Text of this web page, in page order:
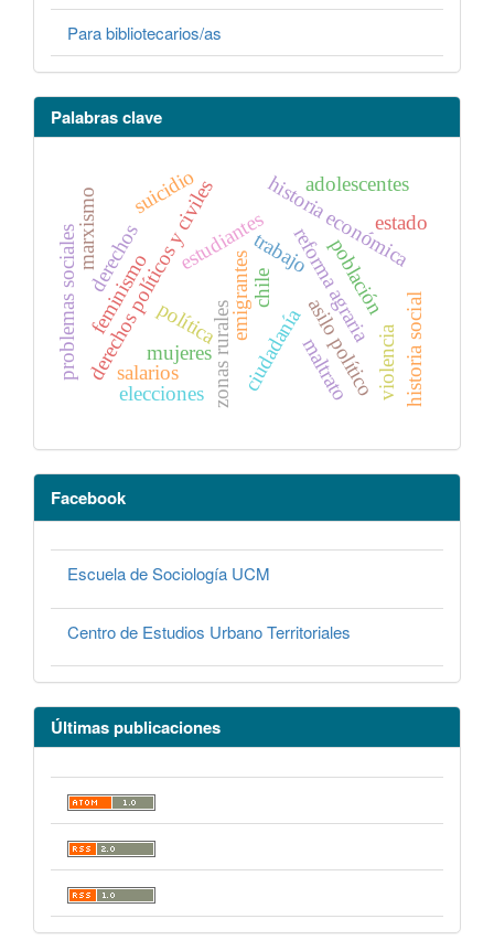
Para bibliotecarios/as
Palabras clave
emigrantes
ciudadaníaasilo político
derechos políticos y civiles reforma agraria
zonas rurales
estudiantes
chile
historia económica
política
población
estado
feminismo
mujeres maltrato
derechos
suicidio adolescentes
violencia
elecciones
marxismo
salarios
trabajo
historia social
problemas sociales
Facebook
Escuela de Sociología UCM
Centro de Estudios Urbano Territoriales
Últimas publicaciones